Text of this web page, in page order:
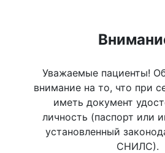
Уважаемые пациенты!
внимание на то, что при
иметь документ
личность (паспорт или
установленный
СНИЛС).